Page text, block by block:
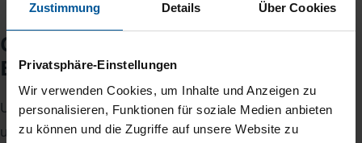
Zustimmung Details Über Cookies
Privatsphäre-Einstellungen
Wir verwenden Cookies, um Inhalte und Anzeigen zu
personalisieren, Funktionen für soziale Medien anbieten
zu können und die Zugriffe auf unsere Website zu
Checkliste für Ihr
Beratungsgespräch
Um Ihre Steuererklärung erstellen zu können, benötigen
unsere Beraterinnen und Berater eine Reihe von